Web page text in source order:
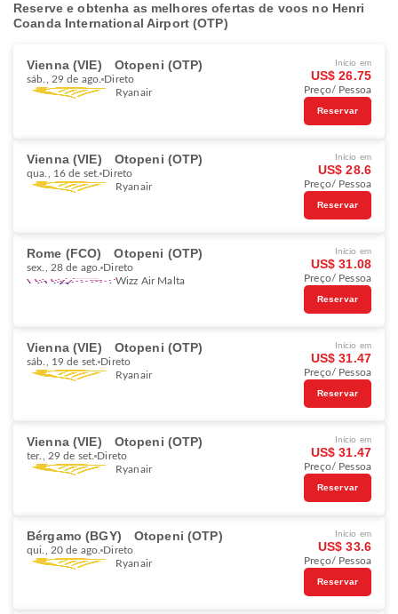
Reserve e obtenha as melhores ofertas de voos no Henri
Coanda International Airport (OTP)
Vienna (VIE) Otopeni (OTP)
sáb., 29 de ago. Direto
Ryanair
Início em
US$ 26.75
Preço/ Pessoa
Reservar
Vienna (VIE) Otopeni (OTP)
qua., 16 de set. Direto
Ryanair
Início em
US$ 28.6
Preço/ Pessoa
Reservar
Rome (FCO) Otopeni (OTP)
sex., 28 de ago. Direto
Wizz Air Malta
Início em
US$ 31.08
Preço/ Pessoa
Reservar
Vienna (VIE) Otopeni (OTP)
sáb., 19 de set. Direto
Ryanair
Início em
US$ 31.47
Preço/ Pessoa
Reservar
Vienna (VIE) Otopeni (OTP)
ter., 29 de set. Direto
Ryanair
Início em
US$ 31.47
Preço/ Pessoa
Reservar
Bérgamo (BGY) Otopeni (OTP)
qui., 20 de ago. Direto
Ryanair
Início em
US$ 33.6
Preço/ Pessoa
Reservar